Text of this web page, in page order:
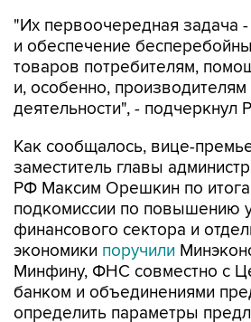
"Их первоочередная задача
и обеспечение
товаров потребителям,
и, особенно,
деятельности", - подчеркнул
Как сообщалось, вице-
заместитель главы
РФ Максим Орешкин по
подкомиссии по повышению
финансового сектора и
экономики поручили
Минфину, ФНС совместно с
банком и объединениями
определить параметры